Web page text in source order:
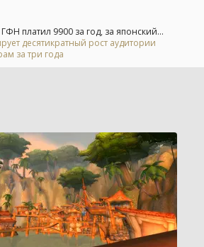
платил 9900 за год, за японский...
десятикратный рост аудитории
за три года